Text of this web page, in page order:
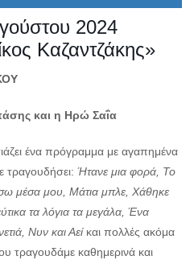
2024
Καζαντζάκης»
και η Ηρώ Σαΐα
ένα πρόγραμμα με αγαπημένα
τραγουδήσει: Ήτανε μια φορά, Το
μέσα μου, Μάτια μπλε, Χάθηκε
τα λόγια τα μεγάλα, Ένα
Νυν και Αεί και πολλές ακόμα
τραγουδάμε καθημερινά και